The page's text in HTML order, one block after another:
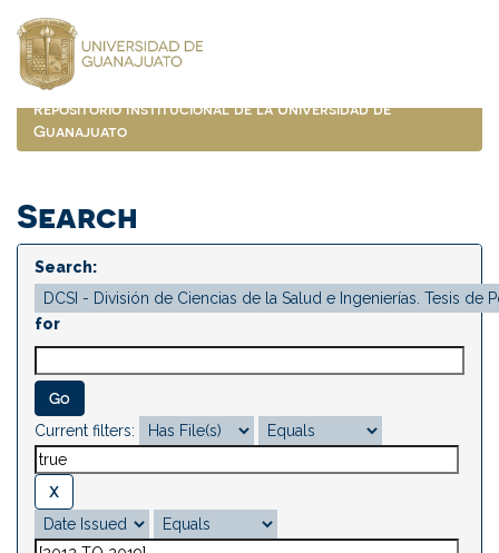
navigation
Repositorio Institucional de la Universidad de
Guanajuato
Search
Search:
for
Current filters: